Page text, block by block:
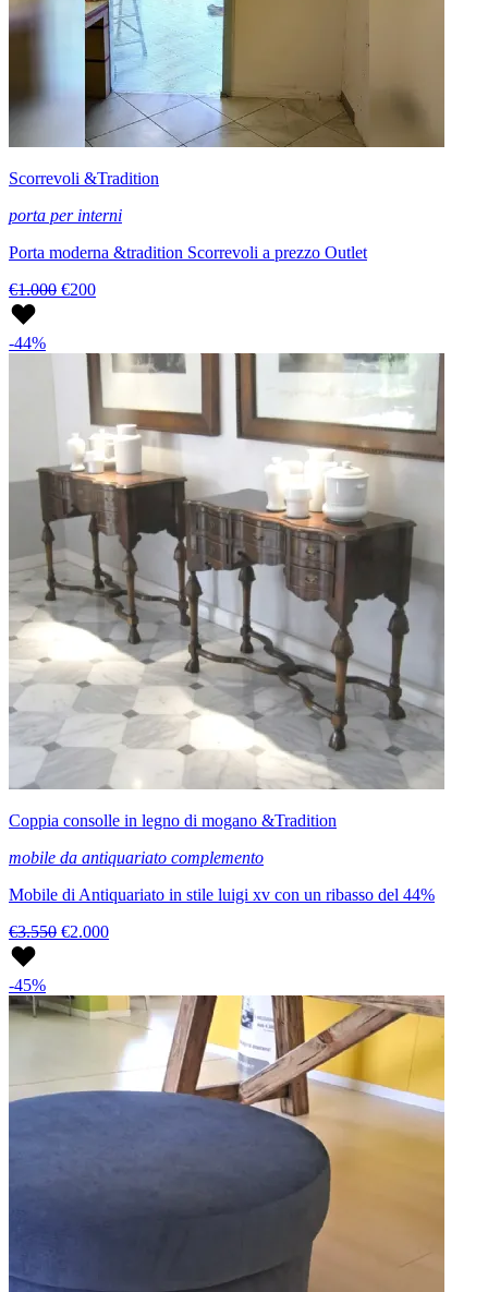
Scorrevoli &Tradition
porta per interni
Porta moderna &tradition Scorrevoli a prezzo Outlet
€1.000 €200
-44%
Coppia consolle in legno di mogano &Tradition
mobile da antiquariato complemento
Mobile di Antiquariato in stile luigi xv con un ribasso del 44%
€3.550 €2.000
-45%